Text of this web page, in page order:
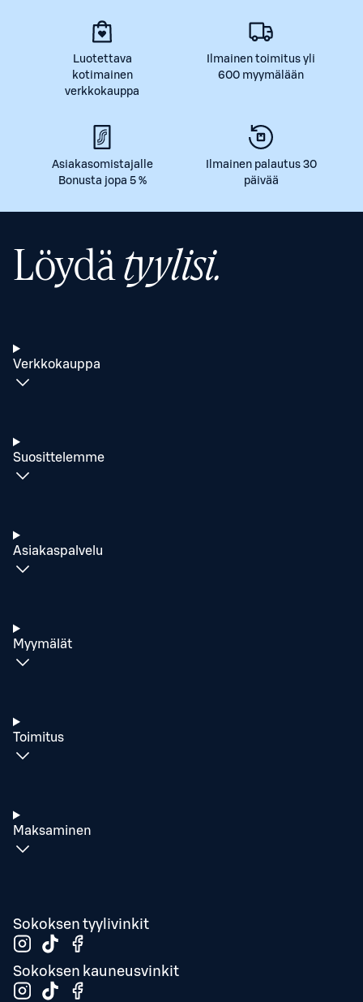
Luotettava
kotimainen
verkkokauppa
Ilmainen toimitus yli
600 myymälään
Asiakasomistajalle
Bonusta jopa 5 %
Ilmainen palautus 30
päivää
Löydätyylisi.
Verkkokauppa
Suosittelemme
Asiakaspalvelu
Myymälät
Toimitus
Maksaminen
Sokoksen tyylivinkit
Sokoksen kauneusvinkit